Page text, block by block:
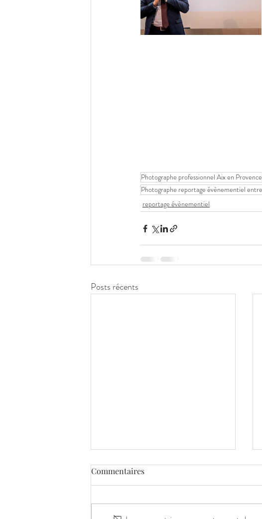
Photographe professionnel Aix en Provence
Photographe reportage évènementiel
reportage évènementiel
Posts récents
Commentaires